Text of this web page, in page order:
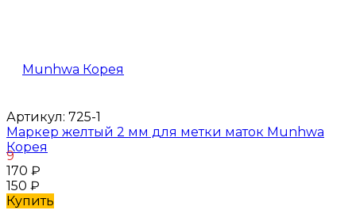
Артикул: 725-1
Маркер желтый 2 мм для метки маток Munhwa
Корея
9
170 ₽
150 ₽
Купить